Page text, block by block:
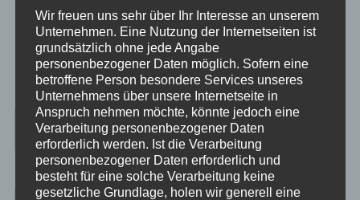
unserer Seite publizieren. Ihr könnt euch selbst einen
Zugang einrichten, oder uns einfach die Infos nebst
Fotos per E-Mail zusenden, wir erstellen dann den
Beitrag.
Kategorie:Neueste Beiträge| Schlagwort:ATV
fahren,Quad fahren ,Quadfahren
Wir freuen uns sehr über Ihr Interesse an unserem
Unternehmen. Eine Nutzung der Internetseiten ist
grundsätzlich ohne jede Angabe
personenbezogener Daten möglich. Sofern eine
betroffene Person besondere Services unseres
Unternehmens über unsere Internetseite in
Anspruch nehmen möchte, könnte jedoch eine
Verarbeitung personenbezogener Daten
erforderlich werden. Ist die Verarbeitung
personenbezogener Daten erforderlich und
besteht für eine solche Verarbeitung keine
gesetzliche Grundlage, holen wir generell eine